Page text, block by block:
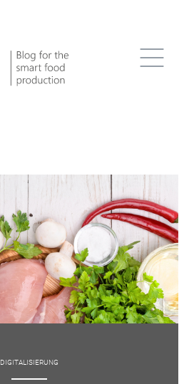
DIGITALISIERUNG